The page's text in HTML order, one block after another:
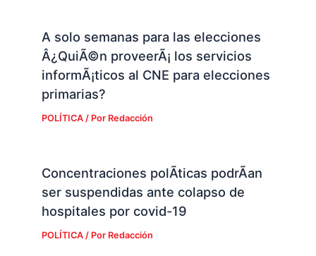
A solo semanas para las elecciones
Â¿QuiÃ©n proveerÃ¡ los servicios
informÃ¡ticos al CNE para elecciones
primarias?
POLÍTICA/ Por Redacción
Concentraciones polÃ­ticas podrÃ­an
ser suspendidas ante colapso de
hospitales por covid-19
POLÍTICA/ Por Redacción